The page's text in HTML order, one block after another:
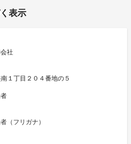
表示
社
１丁目２０４番地の５
（フリガナ）